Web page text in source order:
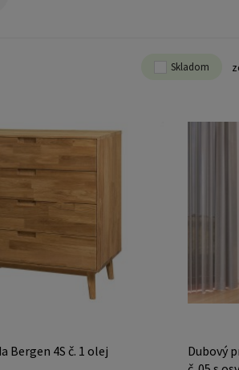
Skladom
Bergen 4S č. 1 olej
Dubový